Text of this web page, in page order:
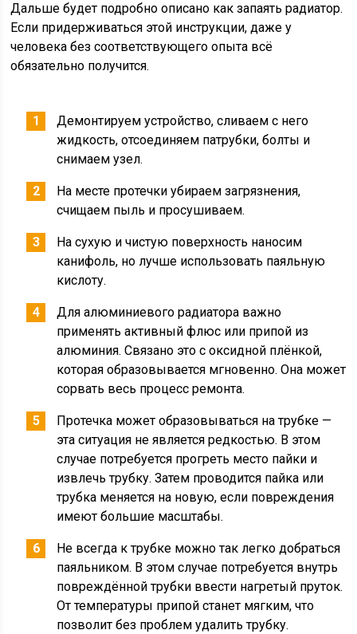
Дальше будет подробно описано как запаять радиатор.
Если придерживаться этой инструкции, даже у
человека без соответствующего опыта всё
обязательно получится.
Демонтируем устройство, сливаем с него
жидкость, отсоединяем патрубки, болты и
снимаем узел.
На месте протечки убираем загрязнения,
счищаем пыль и просушиваем.
На сухую и чистую поверхность наносим
канифоль, но лучше использовать паяльную
кислоту.
Для алюминиевого радиатора важно
применять активный флюс или припой из
алюминия. Связано это с оксидной плёнкой,
которая образовывается мгновенно. Она может
сорвать весь процесс ремонта.
Протечка может образовываться на трубке —
эта ситуация не является редкостью. В этом
случае потребуется прогреть место пайки и
извлечь трубку. Затем проводится пайка или
трубка меняется на новую, если повреждения
имеют большие масштабы.
Не всегда к трубке можно так легко добраться
паяльником. В этом случае потребуется внутрь
повреждённой трубки ввести нагретый пруток.
От температуры припой станет мягким, что
позволит без проблем удалить трубку.